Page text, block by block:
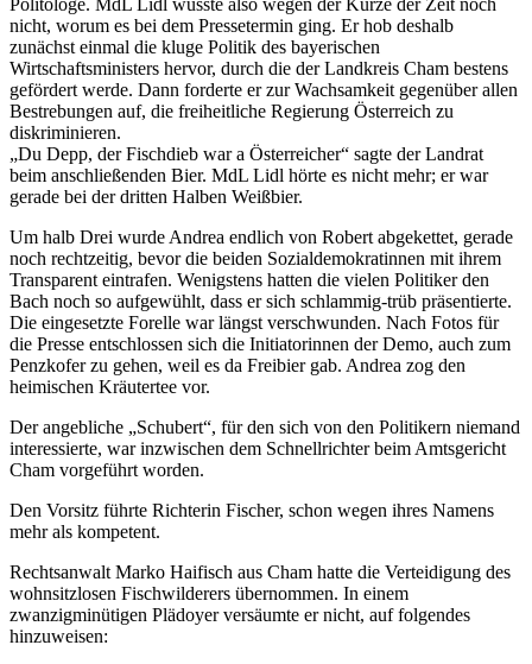
nicht, worum es bei dem Pressetermin ging. Er hob deshalb
zunächst einmal die kluge Politik des bayerischen
Wirtschaftsministers hervor, durch die der Landkreis Cham bestens
gefördert werde. Dann forderte er zur Wachsamkeit gegenüber allen
Bestrebungen auf, die freiheitliche Regierung Österreich zu
diskriminieren.
„Du Depp, der Fischdieb war a Österreicher“ sagte der Landrat
beim anschließenden Bier. MdL Lidl hörte es nicht mehr; er war
gerade bei der dritten Halben Weißbier.
Um halb Drei wurde Andrea endlich von Robert abgekettet, gerade
noch rechtzeitig, bevor die beiden Sozialdemokratinnen mit ihrem
Transparent eintrafen. Wenigstens hatten die vielen Politiker den
Bach noch so aufgewühlt, dass er sich schlammig-trüb präsentierte.
Die eingesetzte Forelle war längst verschwunden. Nach Fotos für
die Presse entschlossen sich die Initiatorinnen der Demo, auch zum
Penzkofer zu gehen, weil es da Freibier gab. Andrea zog den
heimischen Kräutertee vor.
Der angebliche „Schubert“, für den sich von den Politikern niemand
interessierte, war inzwischen dem Schnellrichter beim Amtsgericht
Cham vorgeführt worden.
Den Vorsitz führte Richterin Fischer, schon wegen ihres Namens
mehr als kompetent.
Rechtsanwalt Marko Haifisch aus Cham hatte die Verteidigung des
wohnsitzlosen Fischwilderers übernommen. In einem
zwanzigminütigen Plädoyer versäumte er nicht, auf folgendes
hinzuweisen: